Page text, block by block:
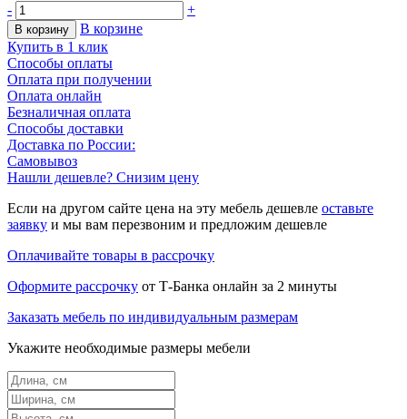
-
+
В корзину
В корзине
Купить в 1 клик
Способы оплаты
Оплата при получении
Оплата онлайн
Безналичная оплата
Способы доставки
Доставка по России:
Самовывоз
Нашли дешевле? Снизим цену
Если на другом сайте цена на эту мебель дешевле оставьте
заявку и мы вам перезвоним и предложим дешевле
Оплачивайте товары в рассрочку
Оформите рассрочку от Т-Банка онлайн за 2 минуты
Заказать мебель по индивидуальным размерам
Укажите необходимые размеры мебели